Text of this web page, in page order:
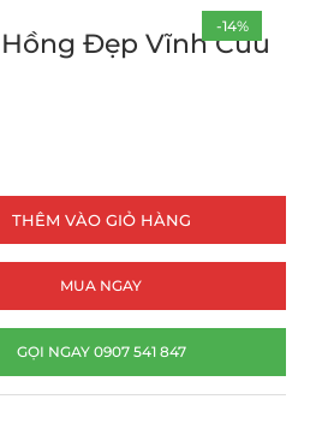
-14%
Đẹp Vĩnh Cửu
THÊM VÀO GIỎ HÀNG
MUA NGAY
GỌI NGAY 0907 541 847